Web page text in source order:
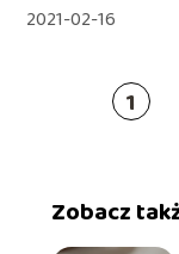
2021-02-16
1
Zobacz